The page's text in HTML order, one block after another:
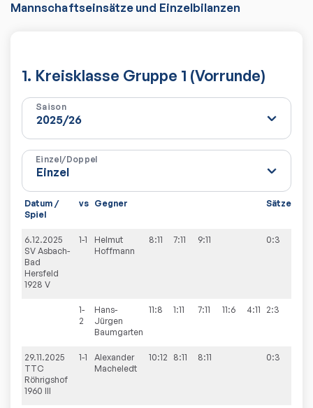
Mannschaftseinsätze und Einzelbilanzen
1. Kreisklasse Gruppe 1 (Vorrunde)
Saison
Einzel/Doppel
Datum /
Spiel
vs Gegner Sätze
6.12.2025
SV Asbach-
Bad
Hersfeld
1928 V
1-1
Helmut
Hoffmann
8:11 7:11 9:11 0:3
1-
2
Hans-
Jürgen
Baumgarten
11:8 1:11 7:11 11:6 4:11 2:3
29.11.2025
TTC
Röhrigshof
1960 III
1-1
Alexander
Macheledt
10:12 8:11 8:11 0:3